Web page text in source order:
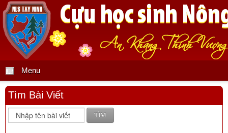
Menu
Tìm Bài Viết
TÌM